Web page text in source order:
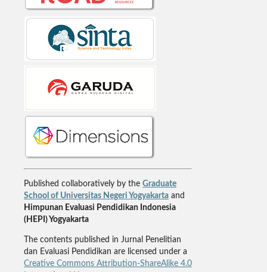
Published collaboratively by the Graduate
School of Universitas Negeri Yogyakartaand
Himpunan Evaluasi Pendidikan Indonesia
(HEPI) Yogyakarta
The contents published in Jurnal Penelitian
dan Evaluasi Pendidikan are licensed under a
Creative Commons Attribution-ShareAlike 4.0